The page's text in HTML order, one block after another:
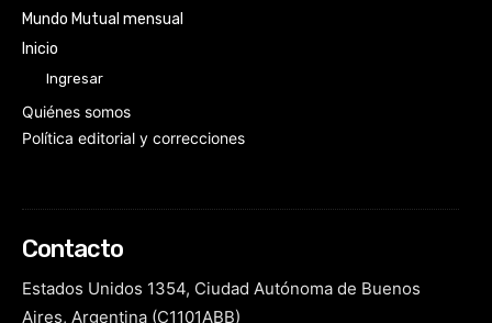
Mundo Mutual mensual
Inicio
Ingresar
Quiénes somos
Política editorial y correcciones
Contacto
Estados Unidos 1354, Ciudad Autónoma de Buenos
Aires, Argentina (C1101ABB)